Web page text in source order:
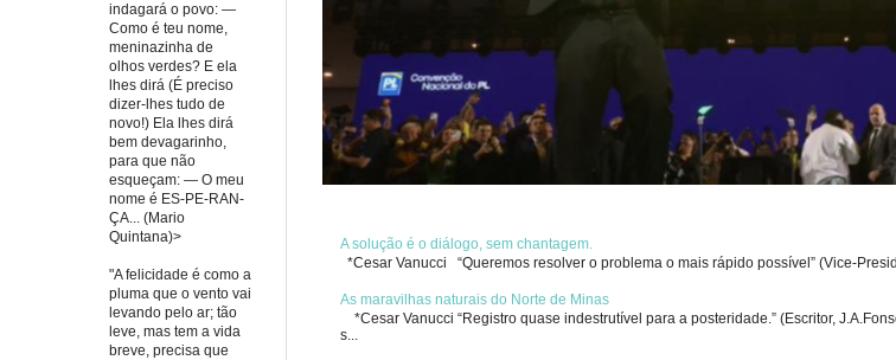
A solução é o diálogo, sem chantagem.
*Cesar Vanucci “Queremos resolver o problema o mais rápido possível” (Vice-
As maravilhas naturais do Norte de Minas
*Cesar Vanucci “Registro quase indestrutível para a posteridade.” (Escritor,
s...
indagará o povo: —
Como é teu nome,
meninazinha de
olhos verdes? E ela
lhes dirá (É preciso
dizer-lhes tudo de
novo!) Ela lhes dirá
bem devagarinho,
para que não
esqueçam: — O meu
nome é ES-PE-RAN-
ÇA... (Mario
Quintana)>
"A felicidade é como a
pluma que o vento vai
levando pelo ar; tão
leve, mas tem a vida
breve, precisa que